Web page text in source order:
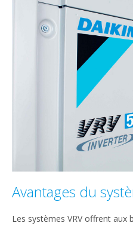
Avantages du
Les systèmes VRV offrent